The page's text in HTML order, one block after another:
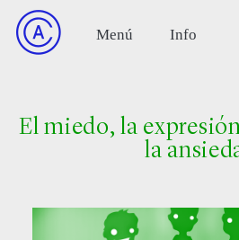
El miedo, la
la